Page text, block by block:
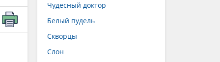
Чудесный доктор
Белый пудель
Скворцы
Слон